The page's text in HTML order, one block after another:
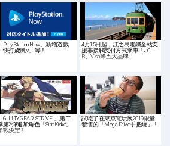
「Play Station Now」新增遊戲
「快打旋風V」等！
4月15日起，江之島電鐵全站支
援非接觸支付方式乘車！JC
B、Visa等五大品牌…
「GUILTY GEAR -STRIVE-」第二
第2彈追加角色「Sin=Kiske」
戰決定！
試吃了在東京電玩展2019限量
發售的「Mega Drive手把燒」！